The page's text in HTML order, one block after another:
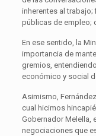
inherentes al
públicas de empleo;
En ese sentido, la
importancia de
gremios,
económico y social
Asimismo,
cual hicimos
Gobernador Melella,
negociaciones que